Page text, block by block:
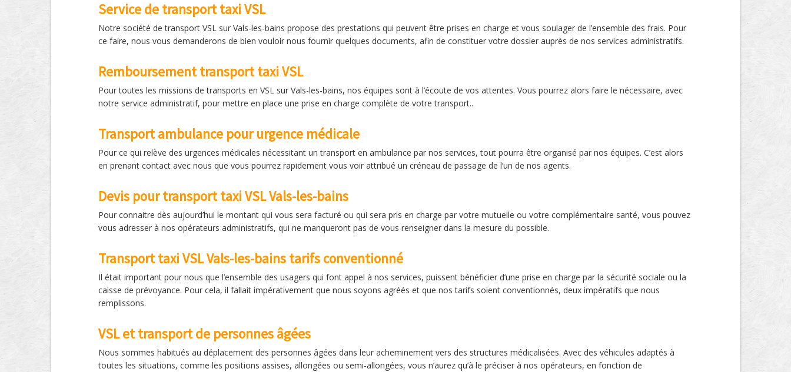
Service de transport taxi VSL
Notre société de transport VSL sur Vals-les-bains propose des prestations qui peuvent être prises en charge et vous soulager de l’ensemble des frais. Pour
ce faire, nous vous demanderons de bien vouloir nous fournir quelques documents, afin de constituer votre dossier auprès de nos services administratifs.
Remboursement transport taxi VSL
Pour toutes les missions de transports en VSL sur Vals-les-bains, nos équipes sont à l’écoute de vos attentes. Vous pourrez alors faire le nécessaire, avec
notre service administratif, pour mettre en place une prise en charge complète de votre transport..
Transport ambulance pour urgence médicale
Pour ce qui relève des urgences médicales nécessitant un transport en ambulance par nos services, tout pourra être organisé par nos équipes. C’est alors
en prenant contact avec nous que vous pourrez rapidement vous voir attribué un créneau de passage de l’un de nos agents.
Devis pour transport taxi VSL Vals-les-bains
Pour connaitre dès aujourd’hui le montant qui vous sera facturé ou qui sera pris en charge par votre mutuelle ou votre complémentaire santé, vous pouvez
vous adresser à nos opérateurs administratifs, qui ne manqueront pas de vous renseigner dans la mesure du possible.
Transport taxi VSL Vals-les-bains tarifs conventionné
Il était important pour nous que l’ensemble des usagers qui font appel à nos services, puissent bénéficier d’une prise en charge par la sécurité sociale ou la
caisse de prévoyance. Pour cela, il fallait impérativement que nous soyons agréés et que nos tarifs soient conventionnés, deux impératifs que nous
remplissons.
VSL et transport de personnes âgées
Nous sommes habitués au déplacement des personnes âgées dans leur acheminement vers des structures médicalisées. Avec des véhicules adaptés à
toutes les situations, comme les positions assises, allongées ou semi-allongées, vous n’aurez qu’à le préciser à nos opérateurs, en fonction de